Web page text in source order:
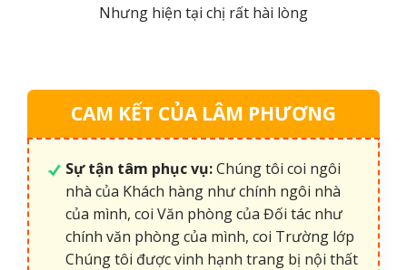
Nhưng hiện tại chị rất hài lòng
CAM KẾT CỦA LÂM PHƯƠNG
Sự tận tâm phục vụ:Chúng tôi coi ngôi
nhà của Khách hàng như chính ngôi nhà
của mình, coi Văn phòng của Đối tác như
chính văn phòng của mình, coi Trường lớp
Chúng tôi được vinh hạnh trang bị nội thất